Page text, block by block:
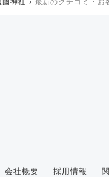
國神社 最新のクチコミ・お
会社概要 採用情報